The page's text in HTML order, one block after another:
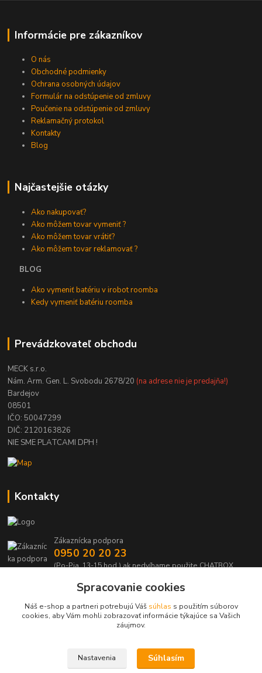
Informácie pre zákazníkov
O nás
Obchodné podmienky
Ochrana osobných údajov
Formulár na odstúpenie od zmluvy
Poučenie na odstúpenie od zmluvy
Reklamačný protokol
Kontakty
Blog
Najčastejšie otázky
Ako nakupovať?
Ako môžem tovar vymeniť ?
Ako môžem tovar vrátiť?
Ako môžem tovar reklamovať ?
BLOG
Ako vymeniť batériu v irobot roomba
Kedy vymeniť batériu roomba
Prevádzkovateľ obchodu
MECK s.r.o.
Nám. Arm. Gen. L. Svobodu 2678/20 (na adrese nie je predajňa!)
Bardejov
08501
IČO: 50047299
DIČ: 2120163826
NIE SME PLATCAMI DPH !
Kontakty
Zákaznícka podpora
0950 20 20 23
(Po-Pia, 13-15 hod.) ak nedvíhame použite CHATBOX
info@kabelmanie.sk
Upravit sběr cookies.
Spracovanie cookies
Náš e-shop a partneri potrebujú Váš súhlas s použitím súborov
cookies, aby Vám mohli zobrazovať informácie týkajúce sa Vašich
záujmov.
Nastavenia Súhlasím